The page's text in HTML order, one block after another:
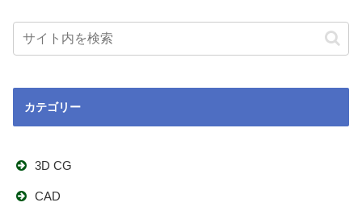
カテゴリー
3D CG
CAD